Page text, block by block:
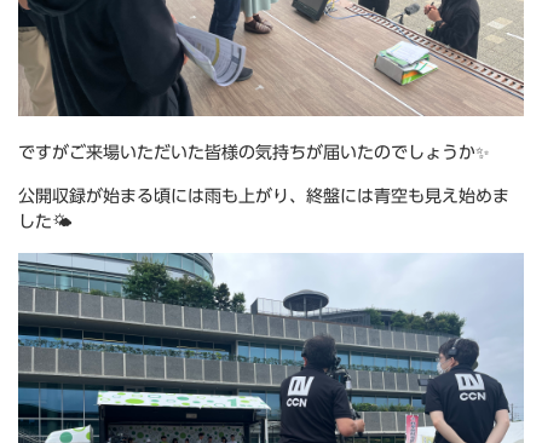
ですがご来場いただいた皆様の気持ちが届いたのでしょうか✨
公開収録が始まる頃には雨も上がり、終盤には青空も見え始めま
した🌤️